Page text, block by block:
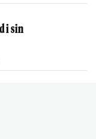
i sin